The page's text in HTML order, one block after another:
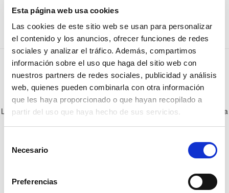
Esta página web usa cookies
Las cookies de este sitio web se usan para personalizar
el contenido y los anuncios, ofrecer funciones de redes
sociales y analizar el tráfico. Además, compartimos
información sobre el uso que haga del sitio web con
nuestros partners de redes sociales, publicidad y análisis
web, quienes pueden combinarla con otra información
que les haya proporcionado o que hayan recopilado a
partir del uso que haya hecho de sus servicios.
Necesario
Preferencias
Olivos Producción
Olivos con personalidad
Los olivos en producción son ideales para plantar en tu jardín, ya sea